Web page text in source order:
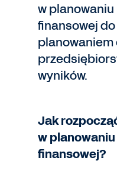
w
finansowej
planowaniem
wyników.
Jak
w
finansowej?